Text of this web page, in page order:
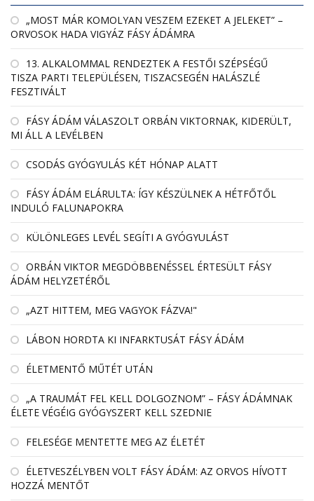
„MOST MÁR KOMOLYAN VESZEM EZEKET A JELEKET” –
ORVOSOK HADA VIGYÁZ FÁSY ÁDÁMRA
13. ALKALOMMAL RENDEZTEK A FESTŐI SZÉPSÉGŰ
TISZA PARTI TELEPÜLÉSEN, TISZACSEGÉN HALÁSZLÉ
FESZTIVÁLT
FÁSY ÁDÁM VÁLASZOLT ORBÁN VIKTORNAK, KIDERÜLT,
MI ÁLL A LEVÉLBEN
CSODÁS GYÓGYULÁS KÉT HÓNAP ALATT
FÁSY ÁDÁM ELÁRULTA: ÍGY KÉSZÜLNEK A HÉTFŐTŐL
INDULÓ FALUNAPOKRA
KÜLÖNLEGES LEVÉL SEGÍTI A GYÓGYULÁST
ORBÁN VIKTOR MEGDÖBBENÉSSEL ÉRTESÜLT FÁSY
ÁDÁM HELYZETÉRŐL
„AZT HITTEM, MEG VAGYOK FÁZVA!"
LÁBON HORDTA KI INFARKTUSÁT FÁSY ÁDÁM
ÉLETMENTŐ MŰTÉT UTÁN
„A TRAUMÁT FEL KELL DOLGOZNOM” – FÁSY ÁDÁMNAK
ÉLETE VÉGÉIG GYÓGYSZERT KELL SZEDNIE
FELESÉGE MENTETTE MEG AZ ÉLETÉT
ÉLETVESZÉLYBEN VOLT FÁSY ÁDÁM: AZ ORVOS HÍVOTT
HOZZÁ MENTŐT